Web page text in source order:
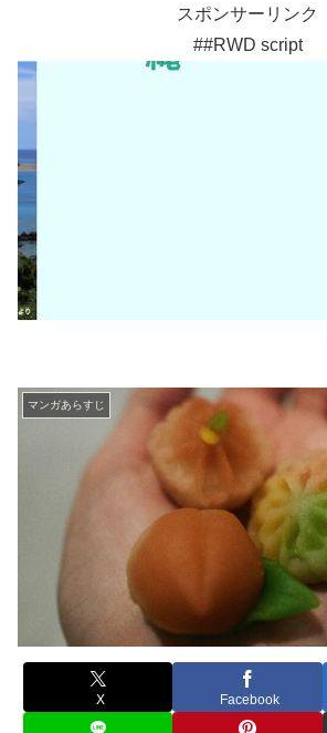
スポンサーリンク
##RWD script
マンガあらすじ
X Facebook